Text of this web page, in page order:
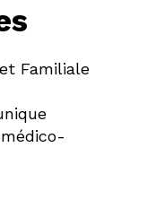
Familiale